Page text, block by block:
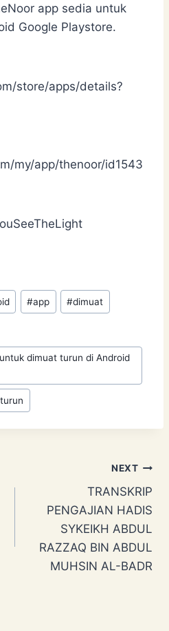
app sedia untuk
Google Playstore.
store/apps/details?
my/app/thenoor/id1543
#app #dimuat
dimuat turun di Android
turun
NEXT
TRANSKRIP
PENGAJIAN HADIS
SYKEIKH ABDUL
RAZZAQ BIN ABDUL
MUHSIN AL-BADR